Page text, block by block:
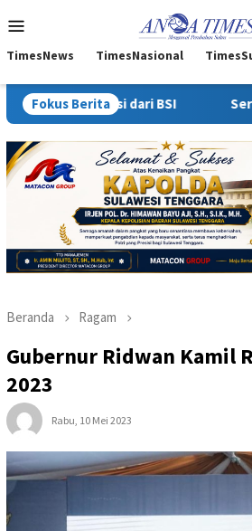
ke
Mobile
TimesNews TimesNasional
Fokus BeritaSerikat Buruh:
Beranda Ragam
Gubernur Ridwan Kamil
2023
Rabu, 10 Mei 2023